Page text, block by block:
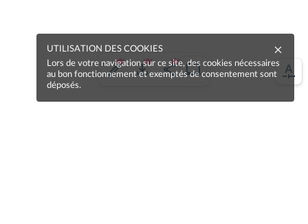
UTILISATION DES COOKIES
Lors de votre navigation sur ce site, des cookies nécessaires
au bon fonctionnement et exemptés de consentement sont
déposés.